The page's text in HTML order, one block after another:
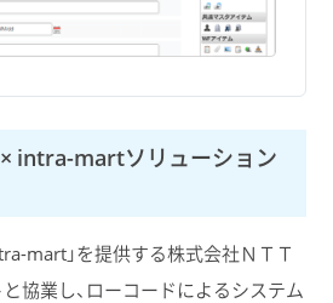
intra-martソリューション
mart」を提供する株式会社ＮＴＴ
協業し、ローコードによるシステム